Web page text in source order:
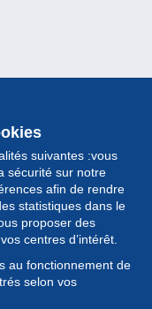
suivantes :vous
sécurité sur notre
afin de rendre
statistiques dans le
proposer des
centres d’intérêt.
au fonctionnement de
selon vos